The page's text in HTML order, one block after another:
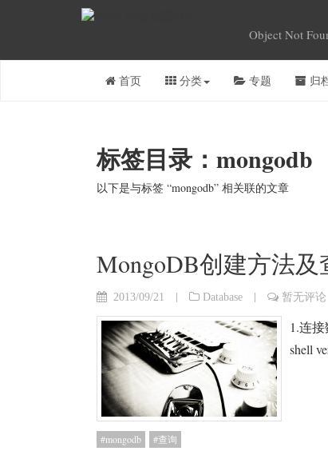
Object Not
首页 分类 专题 归
标签目录：mongodb
以下是与标签 “mongodb” 相关联的文章
MongoDB创建方法及
2013/09/21 | Database | 暂无评论
1.连
shell
mongodb 查询